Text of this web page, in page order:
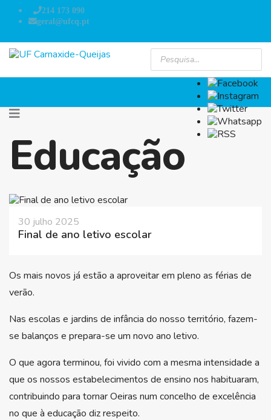
214 173 090
geral@ufcq.pt
Educação
30 julho 2025
Final de ano letivo escolar
Os mais novos já estão a aproveitar em pleno as férias de
verão.
Nas escolas e jardins de infância do nosso território, fazem-
se balanços e prepara-se um novo ano letivo.
O que agora terminou, foi vivido com a mesma intensidade a
que os nossos estabelecimentos de ensino nos habituaram,
contribuindo para tornar Oeiras num concelho de excelência
no que à educação diz respeito.